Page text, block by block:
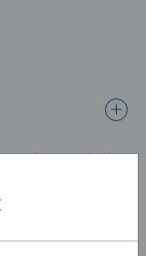
chacun, ainsi
et la taille des
dès 3 ans